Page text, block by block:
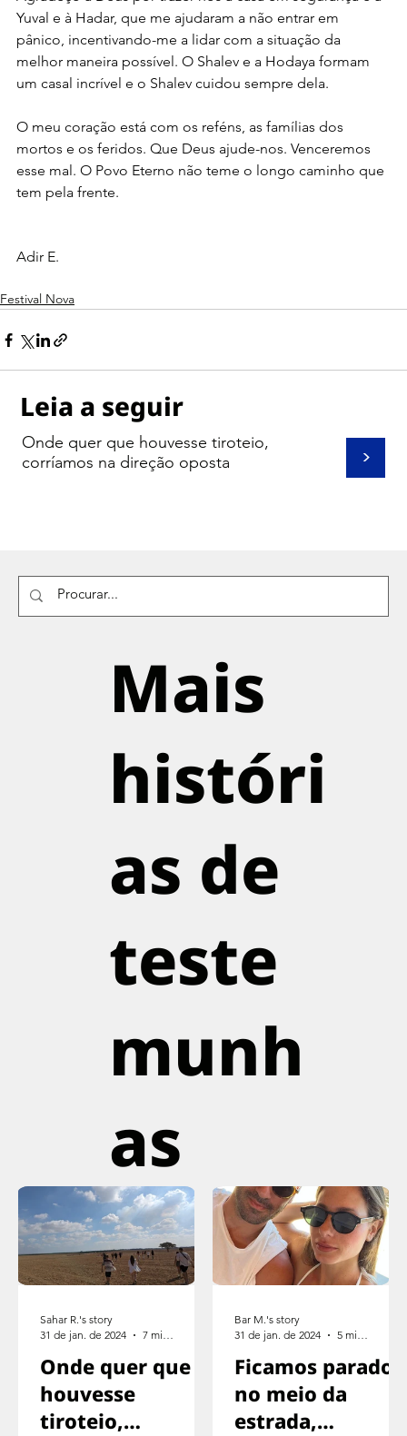
Leia a seguir
>
Onde quer que houvesse tiroteio,
corríamos na direção oposta
Mais
históri
as de
teste
munh
as
Onde quer que
houvesse
tiroteio,
Sahar R.'s story
31 de jan. de 2024
7 min de leitura
Ficamos parados
no meio da
estrada,
Bar M.'s story
31 de jan. de 2024
5 min de leitura
Yuval e à Hadar, que me ajudaram a não entrar em
pânico, incentivando-me a lidar com a situação da
melhor maneira possível. O Shalev e a Hodaya formam
um casal incrível e o Shalev cuidou sempre dela.
O meu coração está com os reféns, as famílias dos
mortos e os feridos. Que Deus ajude-nos. Venceremos
esse mal. O Povo Eterno não teme o longo caminho que
tem pela frente.
Adir E.
Festival Nova